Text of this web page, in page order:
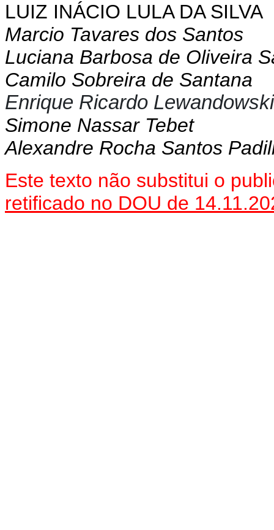
LUIZ INÁCIO LULA DA SILVA
Marcio Tavares dos Santos
Luciana Barbosa de Oliveira
Camilo Sobreira de Santana
Enrique Ricardo Lewandowski
Simone Nassar Tebet
Alexandre Rocha Santos
Este texto não substitui o
retificado no DOU de